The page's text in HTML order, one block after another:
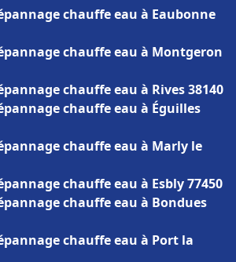
chauffe eau à Eaubonne
chauffe eau à Montgeron
chauffe eau à Rives 38140
chauffe eau à Éguilles
chauffe eau à Marly le
chauffe eau à Esbly 77450
chauffe eau à Bondues
chauffe eau à Port la